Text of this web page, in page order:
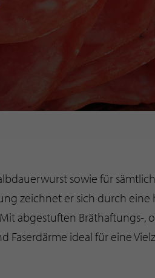
sowie für
zeichnet er sich durch
abgestuften Bräthaftungs-,
Faserdärme ideal für eine